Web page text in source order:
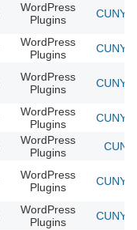
WordPress
Plugins
CUNY
WordPress
Plugins
CUNY
WordPress
Plugins
CUNY
WordPress
Plugins
CUNY
WordPress
Plugins
WordPress
Plugins
CUNY
WordPress
Plugins
CUNY